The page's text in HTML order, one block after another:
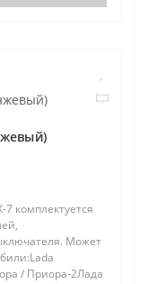
комплектуется
Может
/ Приора-2Лада